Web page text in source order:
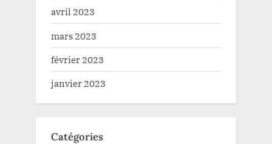
avril 2023
mars 2023
février 2023
janvier 2023
Catégories